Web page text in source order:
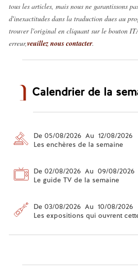
tous les articles, mais nous ne garantissons
d'inexactitudes dans la traduction dues au
trouver l'original en cliquant sur le bouton
erreur,veuillez nous contacter.
Calendrier de la
De 05/08/2026 Au 12/08/2026
Les enchères de la semaine
De 02/08/2026 Au 09/08/2026
Le guide TV de la semaine
De 03/08/2026 Au 10/08/2026
Les expositions qui ouvrent